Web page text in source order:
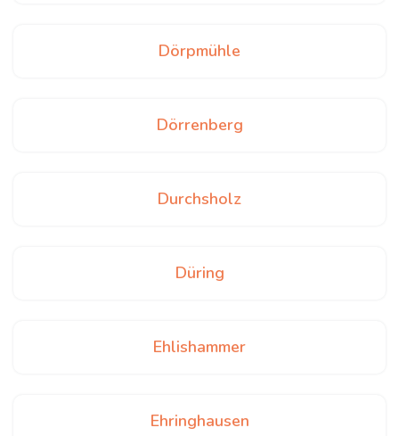
Dörpmühle
Dörrenberg
Durchsholz
Düring
Ehlishammer
Ehringhausen